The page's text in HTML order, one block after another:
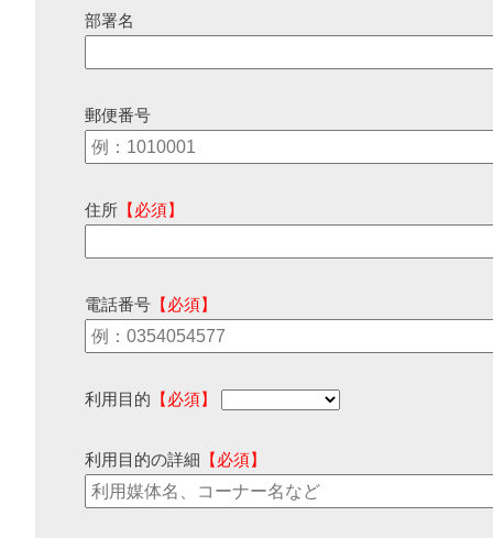
部署名
郵便番号
住所 【必須】
電話番号 【必須】
利用目的 【必須】
利用目的の詳細 【必須】